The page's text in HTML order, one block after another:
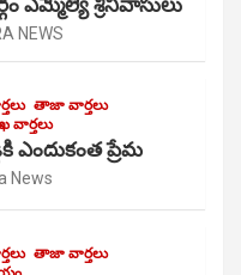
ఎమ్మెల్యే శ్రీనివాసులు
NEWS
తాజా వార్తలు
వార్తలు
ప్రేమ
News
తాజా వార్తలు